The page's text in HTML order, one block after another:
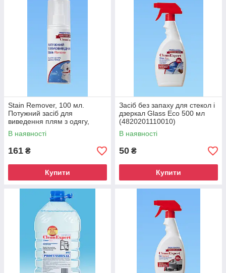
Вигідні умови оплати замовлень: готівка,
онлайн-платіж, рахунок з ПДВ.
Доставка по регіонах України протягом 1-3
днів зручним для вас перевізником.
Гнучкі знижки і бонуси за кожну наступну
покупку в нашому магазині.
Часті акції на різні види товарів для вашої
Вперед за покупками
CleanExpert — 100% працюють рішення
з очищення будь-яких забруднень
Stain Remover, 100 мл.
Потужний засіб для
виведення плям з одягу,
оббивки меблів, килимів
В наявності
161 ₴
Купити
Засіб без запаху для стекол і
дзеркал Glass Eco 500 мл
(4820201110010)
В наявності
50 ₴
Купити